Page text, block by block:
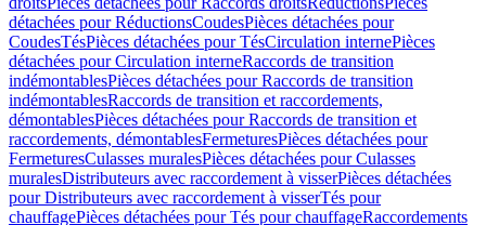
détachées pour RéductionsCoudesPièces détachées pour
CoudesTésPièces détachées pour TésCirculation internePièces
détachées pour Circulation interneRaccords de transition
indémontablesPièces détachées pour Raccords de transition
indémontablesRaccords de transition et raccordements,
démontablesPièces détachées pour Raccords de transition et
raccordements, démontablesFermeturesPièces détachées pour
FermeturesCulasses muralesPièces détachées pour Culasses
muralesDistributeurs avec raccordement à visserPièces détachées
pour Distributeurs avec raccordement à visserTés pour
chauffagePièces détachées pour Tés pour chauffageRaccordements